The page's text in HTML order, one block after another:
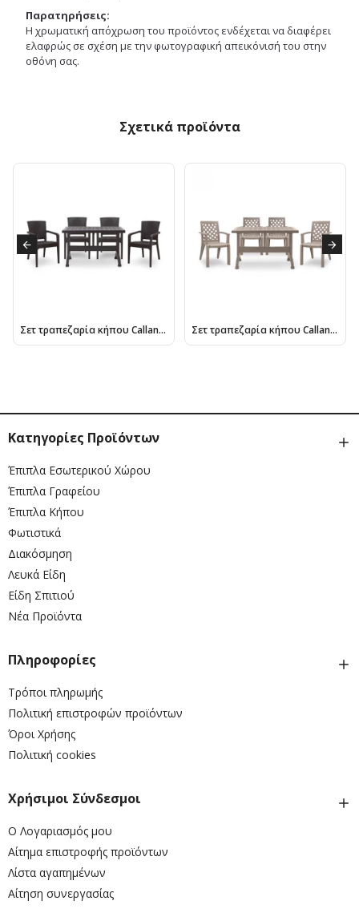
Παρατηρήσεις:
Η χρωματική απόχρωση του προϊόντος ενδέχεται να διαφέρει
ελαφρώς σε σχέση με την φωτογραφική απεικόνισή του στην
οθόνη σας.
Σχετικά προϊόντα
Σετ τραπεζαρία κήπου Callan Megapap 5τμχ πολυπροπυλενίου τραπέζι 120x70 - πολυθρόνα recycled χρώμα καφέ S_GP046-0002,1+GP046-0001,2x4 Σετ τραπεζαρία κήπου Callan Megapap 5τμχ πολυπροπυλενίου τραπέζι 140x80 - πολυθρόνα χρώμα cappuccino S_GP046-0003,2+GP046-0004,2x4
Κατηγορίες Προϊόντων
Έπιπλα Εσωτερικού Χώρου
Έπιπλα Γραφείου
Έπιπλα Κήπου
Φωτιστικά
Διακόσμηση
Λευκά Είδη
Είδη Σπιτιού
Νέα Προϊόντα
Πληροφορίες
Τρόποι πληρωμής
Πολιτική επιστροφών προϊόντων
Όροι Χρήσης
Πολιτική cookies
Χρήσιμοι Σύνδεσμοι
Ο Λογαριασμός μου
Αίτημα επιστροφής προϊόντων
Λίστα αγαπημένων
Αίτηση συνεργασίας